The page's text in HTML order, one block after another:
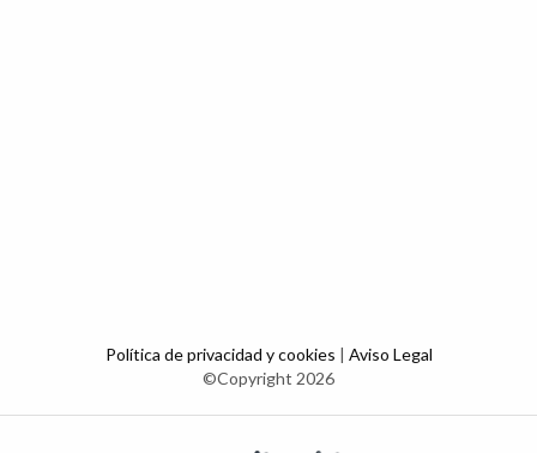
Política de privacidad y cookies | Aviso Legal
©Copyright 2026